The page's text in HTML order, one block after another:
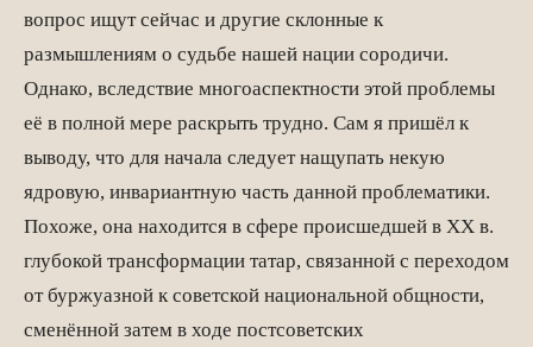
вопрос ищут сейчас и другие склонные к
размышлениям о судьбе нашей нации сородичи.
Однако, вследствие многоаспектности этой проблемы
её в полной мере раскрыть трудно. Сам я пришёл к
выводу, что для начала следует нащупать некую
ядровую, инвариантную часть данной проблематики.
Похоже, она находится в сфере происшедшей в XX в.
глубокой трансформации татар, связанной с переходом
от буржуазной к советской национальной общности,
сменённой затем в ходе постсоветских